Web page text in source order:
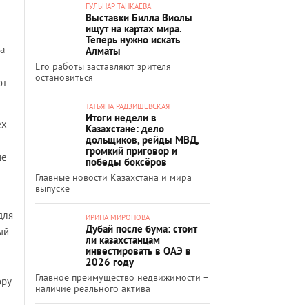
ГУЛЬНАР ТАНКАЕВА
Выставки Билла Виолы
ищут на картах мира.
Теперь нужно искать
Алматы
Его работы заставляют зрителя
остановиться
ТАТЬЯНА РАДЗИШЕВСКАЯ
Итоги недели в
Казахстане: дело
дольщиков, рейды МВД,
громкий приговор и
победы боксёров
Главные новости Казахстана и мира
выпуске
ИРИНА МИРОНОВА
Дубай после бума: стоит
ли казахстанцам
инвестировать в ОАЭ в
2026 году
Главное преимущество недвижимости –
наличие реального актива